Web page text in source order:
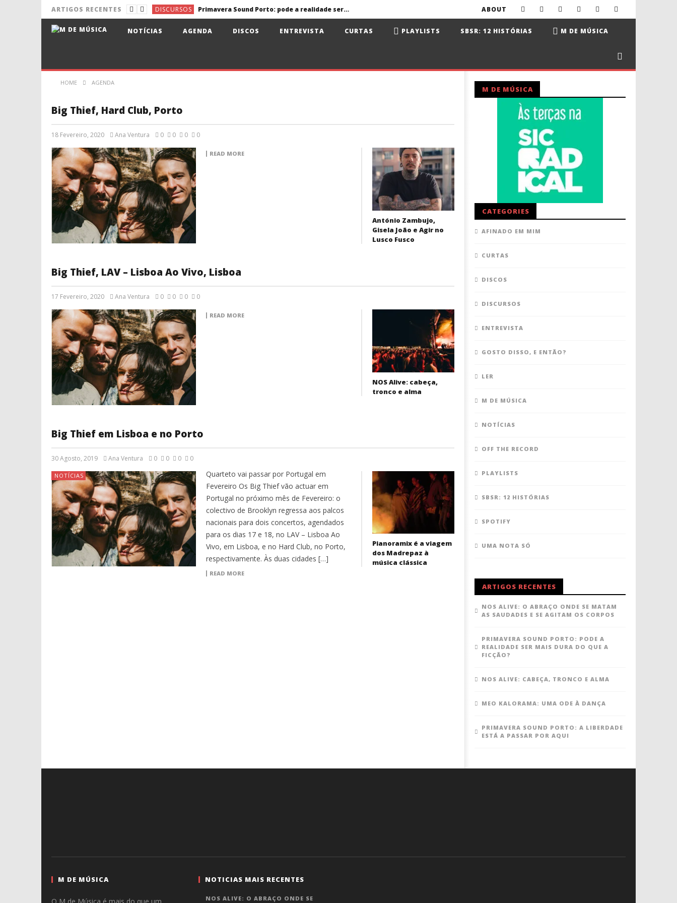
ARTIGOS RECENTES DISCURSOS Primavera Sound Porto: pode a realidade ser mais dura do que a ficção?
NOTÍCIAS Pixies de volta aos álbuns
ABOUT
NOTÍCIAS AGENDA DISCOS ENTREVISTA CURTAS PLAYLISTS SBSR: 12 HISTÓRIAS M DE MÚSICA
HOME AGENDA
Big Thief, Hard Club, Porto
18 Fevereiro, 2020 Ana Ventura 0 0 0 0
READ MORE
António Zambujo,
Gisela João e Agir no
Lusco Fusco
Big Thief, LAV – Lisboa Ao Vivo, Lisboa
17 Fevereiro, 2020 Ana Ventura 0 0 0 0
READ MORE
NOS Alive: cabeça,
tronco e alma
Big Thief em Lisboa e no Porto
30 Agosto, 2019 Ana Ventura 0 0 0 0
NOTÍCIAS
Quarteto vai passar por Portugal em
Fevereiro Os Big Thief vão actuar em
Portugal no próximo mês de Fevereiro: o
colectivo de Brooklyn regressa aos palcos
nacionais para dois concertos, agendados
para os dias 17 e 18, no LAV – Lisboa Ao
Vivo, em Lisboa, e no Hard Club, no Porto,
respectivamente. Às duas cidades […]
READ MORE
Pianoramix é a viagem
dos Madrepaz à
música clássica
M DE MÚSICA
CATEGORIES
AFINADO EM MIM
CURTAS
DISCOS
DISCURSOS
ENTREVISTA
GOSTO DISSO, E ENTÃO?
LER
M DE MÚSICA
NOTÍCIAS
OFF THE RECORD
PLAYLISTS
SBSR: 12 HISTÓRIAS
SPOTIFY
UMA NOTA SÓ
ARTIGOS RECENTES
NOS ALIVE: O ABRAÇO ONDE SE MATAM
AS SAUDADES E SE AGITAM OS CORPOS
PRIMAVERA SOUND PORTO: PODE A
REALIDADE SER MAIS DURA DO QUE A
FICÇÃO?
NOS ALIVE: CABEÇA, TRONCO E ALMA
MEO KALORAMA: UMA ODE À DANÇA
PRIMAVERA SOUND PORTO: A LIBERDADE
ESTÁ A PASSAR POR AQUI
M DE MÚSICA NOTICIAS MAIS RECENTES
NOS ALIVE: O ABRAÇO ONDE SE